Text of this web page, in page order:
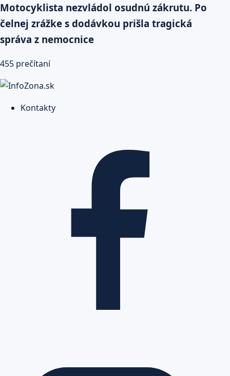
Motocyklista nezvládol osudnú zákrutu. Po
čelnej zrážke s dodávkou prišla tragická
správa z nemocnice
455 prečítaní
Kontakty